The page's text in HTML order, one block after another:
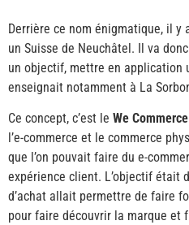
Derrière ce nom énigmatique, il y
un Suisse de Neuchâtel. Il va
un objectif, mettre en application
enseignait notamment à La
Ce concept, c’est le We Commerce
l’e-commerce et le commerce
que l’on pouvait faire du e-
expérience client. L’objectif était
d’achat allait permettre de faire
pour faire découvrir la marque et